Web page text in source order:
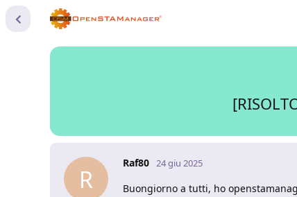
R
Raf80 24 giu 2025
Buongiorno a tutti, ho